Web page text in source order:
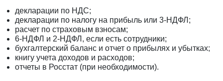
декларации по НДС;
декларации по налогу на прибыль или 3-НДФЛ;
расчет по страховым взносам;
6-НДФЛ и 2-НДФЛ, если есть сотрудники;
бухгалтерский баланс и отчет о прибылях и убытках;
книгу учета доходов и расходов;
отчеты в Росстат (при необходимости).